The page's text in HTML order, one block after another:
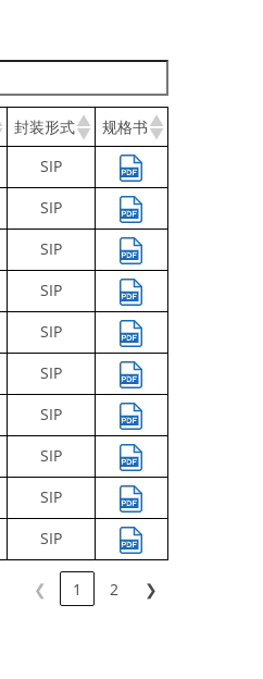
封装形式
规格书
SIP
SIP
SIP
SIP
SIP
SIP
SIP
SIP
SIP
SIP
❮ 1 2 ❯